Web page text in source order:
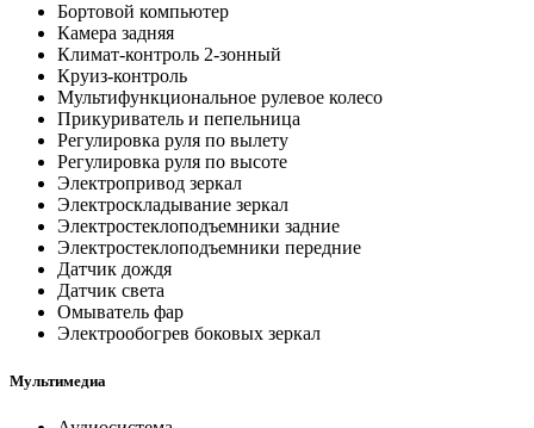
Бортовой компьютер
Камера задняя
Климат-контроль 2-зонный
Круиз-контроль
Мультифункциональное рулевое колесо
Прикуриватель и пепельница
Регулировка руля по вылету
Регулировка руля по высоте
Электропривод зеркал
Электроскладывание зеркал
Электростеклоподъемники задние
Электростеклоподъемники передние
Датчик дождя
Датчик света
Омыватель фар
Электрообогрев боковых зеркал
Мультимедиа